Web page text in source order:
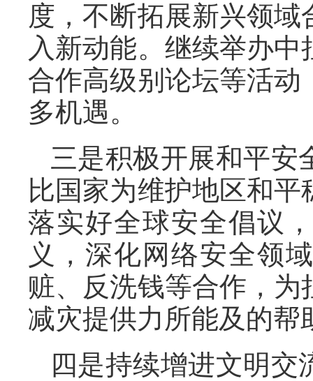
度，不断拓展新兴领
入新动能。继续举办
合作高级别论坛等活
多机遇。
三是积极开展和平安
比国家为维护地区和
落实好全球安全倡议
义，深化网络安全领
赃、反洗钱等合作，
减灾提供力所能及的帮
四是持续增进文明交